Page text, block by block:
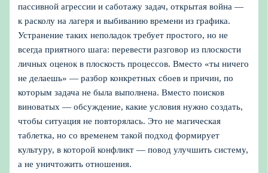
пассивной агрессии и саботажу задач, открытая война —
к расколу на лагеря и выбиванию времени из графика.
Устранение таких неполадок требует простого, но не
всегда приятного шага: перевести разговор из плоскости
личных оценок в плоскость процессов. Вместо «ты ничего
не делаешь» — разбор конкретных сбоев и причин, по
которым задача не была выполнена. Вместо поисков
виноватых — обсуждение, какие условия нужно создать,
чтобы ситуация не повторялась. Это не магическая
таблетка, но со временем такой подход формирует
культуру, в которой конфликт — повод улучшить систему,
а не уничтожить отношения.